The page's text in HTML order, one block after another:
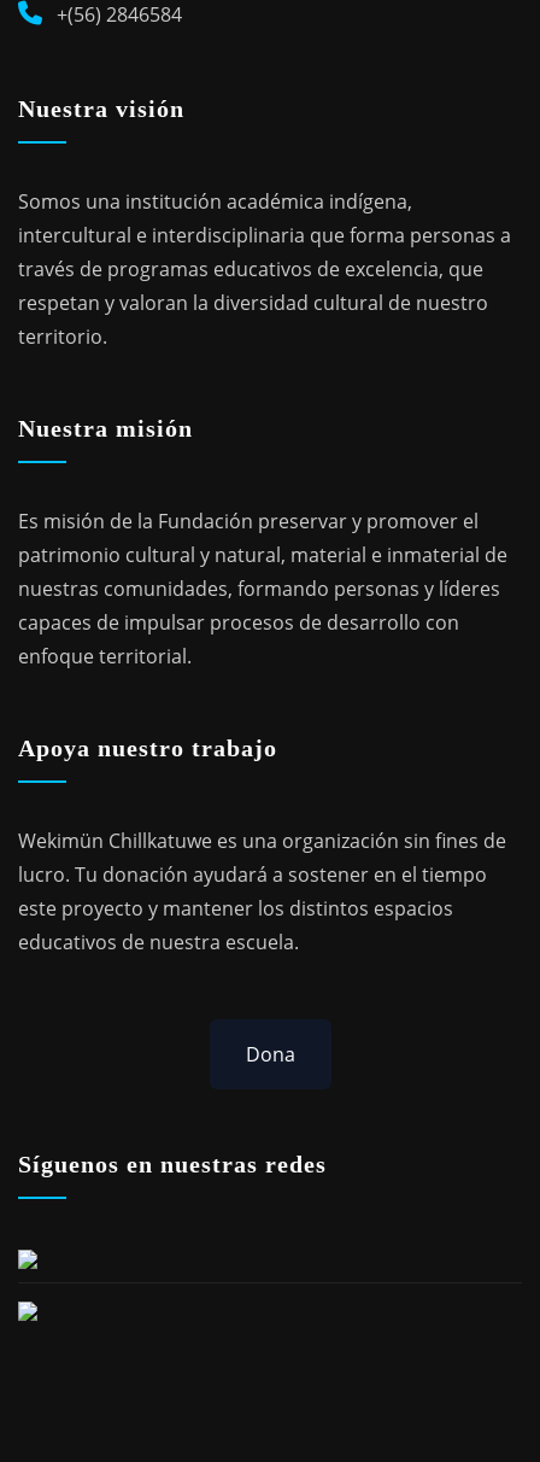
+(56) 2846584
Nuestra visión
Somos una institución académica indígena,
intercultural e interdisciplinaria que forma personas a
través de programas educativos de excelencia, que
respetan y valoran la diversidad cultural de nuestro
territorio.
Nuestra misión
Es misión de la Fundación preservar y promover el
patrimonio cultural y natural, material e inmaterial de
nuestras comunidades, formando personas y líderes
capaces de impulsar procesos de desarrollo con
enfoque territorial.
Apoya nuestro trabajo
Wekimün Chillkatuwe es una organización sin fines de
lucro. Tu donación ayudará a sostener en el tiempo
este proyecto y mantener los distintos espacios
educativos de nuestra escuela.
Dona
Síguenos en nuestras redes